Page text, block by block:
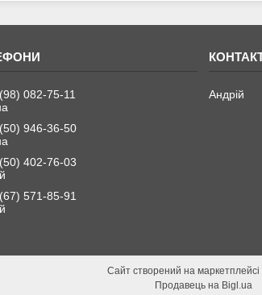
082-75-11
946-36-50
402-76-03
571-85-91
Андрій
Сайт створений на маркетплейсі
Продавець на Bigl.ua